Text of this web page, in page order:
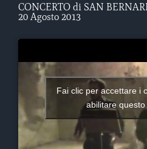
CONCERTO di SAN
20 Agosto 2013
Fai clic per accettare i
abilitare